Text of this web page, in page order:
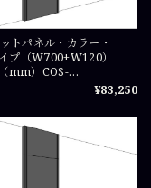
トパネル・カラー・
プ（W700+W120）
mm）COS-
¥83,250